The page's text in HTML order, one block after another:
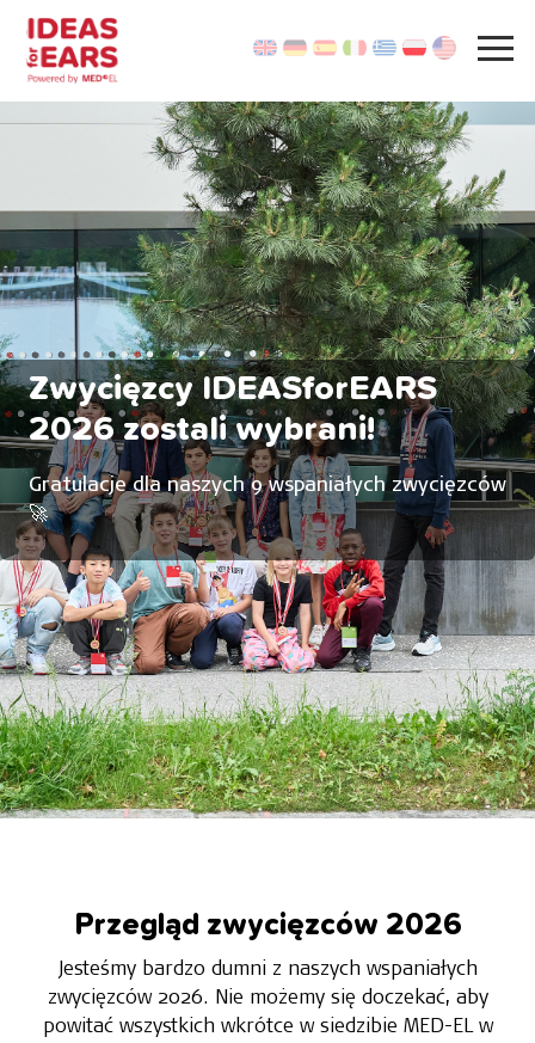
Zwycięzcy IDEASforEARS
2026 zostali wybrani!
Gratulacje dla naszych 9 wspaniałych zwycięzców
🚀
Przegląd zwycięzców 2026
Jesteśmy bardzo dumni z naszych wspaniałych
zwycięzców 2026. Nie możemy się doczekać, aby
powitać wszystkich wkrótce w siedzibie MED-EL w